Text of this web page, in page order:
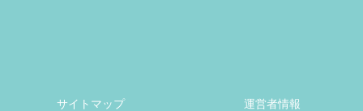
サイトマップ 運営者情報